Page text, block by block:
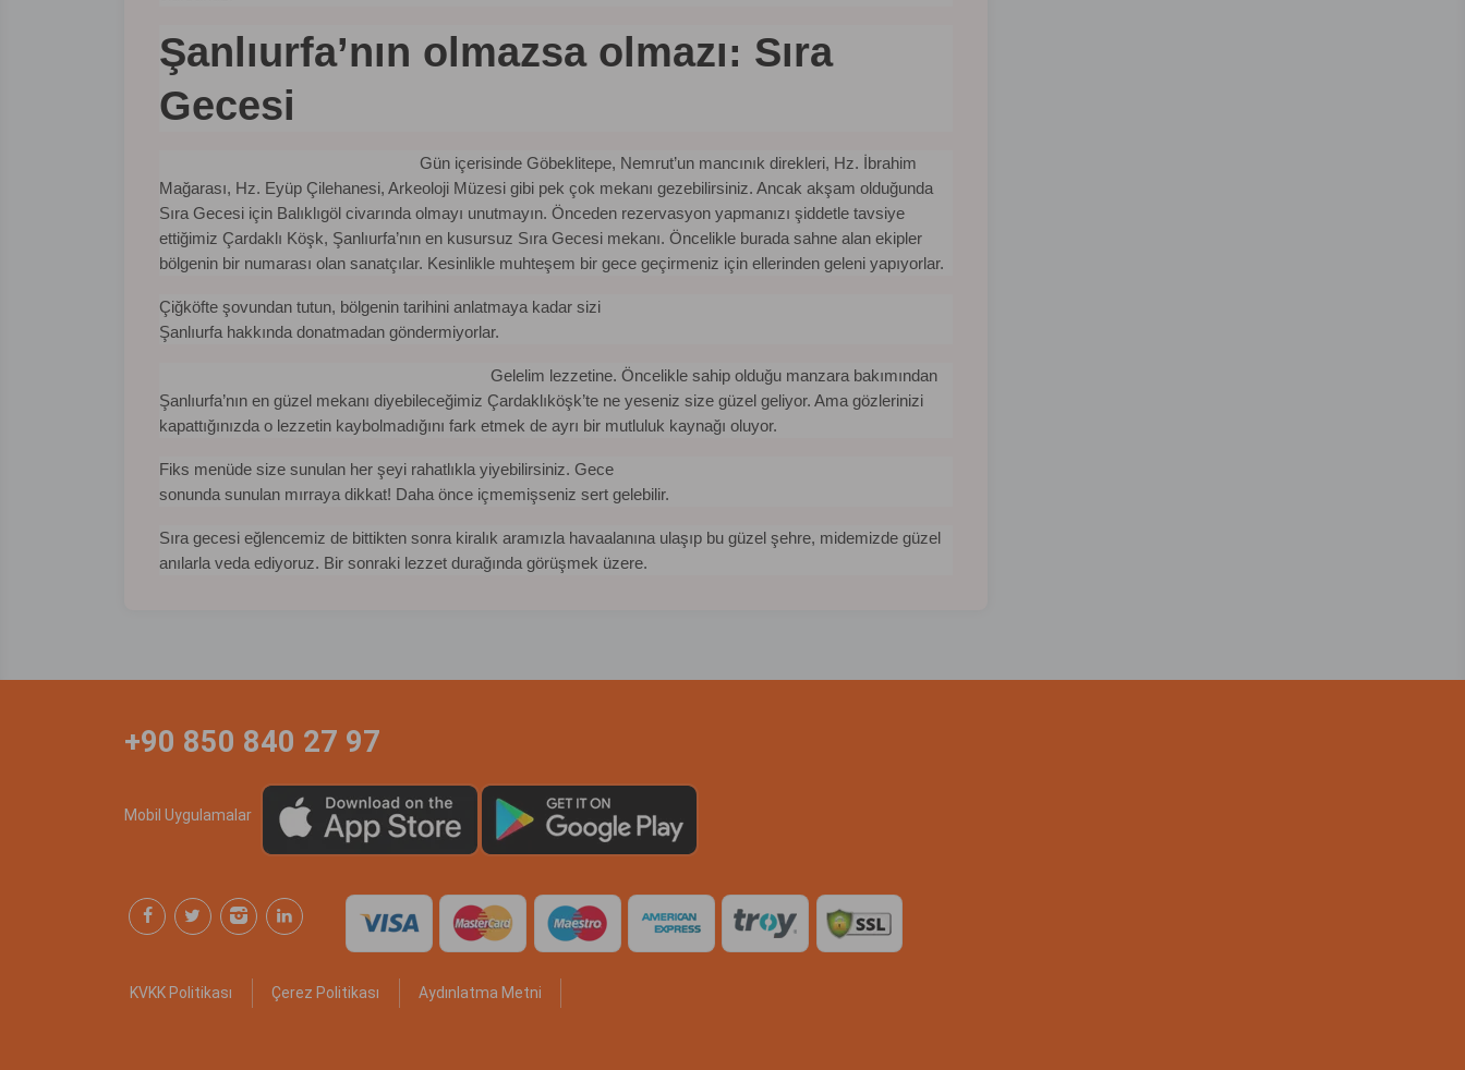
Şanlıurfa’nın olmazsa olmazı: Sıra
Gecesi
Gün içerisinde Göbeklitepe, Nemrut’un mancınık direkleri, Hz. İbrahim
Mağarası, Hz. Eyüp Çilehanesi, Arkeoloji Müzesi gibi pek çok mekanı gezebilirsiniz. Ancak akşam olduğunda
Sıra Gecesi için Balıklıgöl civarında olmayı unutmayın. Önceden rezervasyon yapmanızı şiddetle tavsiye
ettiğimiz Çardaklı Köşk, Şanlıurfa’nın en kusursuz Sıra Gecesi mekanı. Öncelikle burada sahne alan ekipler
bölgenin bir numarası olan sanatçılar. Kesinlikle muhteşem bir gece geçirmeniz için ellerinden geleni yapıyorlar.
Çiğköfte şovundan tutun, bölgenin tarihini anlatmaya kadar sizi
Şanlıurfa hakkında donatmadan göndermiyorlar.
Gelelim lezzetine. Öncelikle sahip olduğu manzara bakımından
Şanlıurfa’nın en güzel mekanı diyebileceğimiz Çardaklıköşk’te ne yeseniz size güzel geliyor. Ama gözlerinizi
kapattığınızda o lezzetin kaybolmadığını fark etmek de ayrı bir mutluluk kaynağı oluyor.
Fiks menüde size sunulan her şeyi rahatlıkla yiyebilirsiniz. Gece
sonunda sunulan mırraya dikkat! Daha önce içmemişseniz sert gelebilir.
Sıra gecesi eğlencemiz de bittikten sonra kiralık aramızla havaalanına ulaşıp bu güzel şehre, midemizde güzel
anılarla veda ediyoruz. Bir sonraki lezzet durağında görüşmek üzere.
+90 850 840 27 97
Mobil Uygulamalar
KVKK Politikası Çerez Politikası Aydınlatma Metni